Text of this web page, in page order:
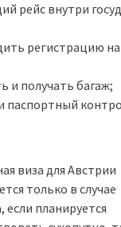
рейс внутри
регистрацию
и получать багаж;
паспортный
виза для Австрии
только в случае
если планируется